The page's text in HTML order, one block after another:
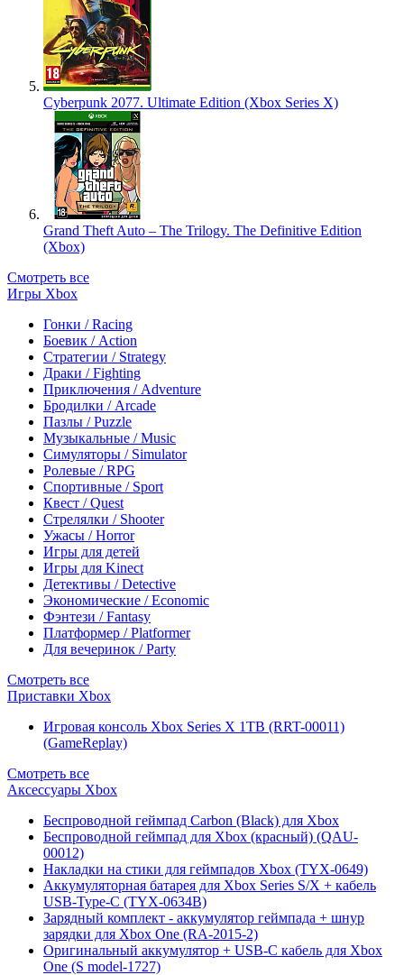
Cyberpunk 2077. Ultimate Edition (Xbox Series X)
Grand Theft Auto – The Trilogy. The Definitive Edition
(Xbox)
Смотреть все
Игры Xbox
Гонки / Racing
Боевик / Action
Стратегии / Strategy
Драки / Fighting
Приключения / Adventure
Бродилки / Arcade
Пазлы / Puzzle
Музыкальные / Music
Симуляторы / Simulator
Ролевые / RPG
Спортивные / Sport
Квест / Quest
Стрелялки / Shooter
Ужасы / Horror
Игры для детей
Игры для Kinect
Детективы / Detective
Экономические / Economic
Фэнтези / Fantasy
Платформер / Platformer
Для вечеринок / Party
Смотреть все
Приставки Xbox
Игровая консоль Xbox Series X 1TB (RRT-00011)
(GameReplay)
Смотреть все
Аксессуары Xbox
Беспроводной геймпад Carbon (Black) для Xbox
Беспроводной геймпад для Xbox (красный) (QAU-
00012)
Накладки на стики для геймпадов Xbox (TYX-0649)
Аккумуляторная батарея для Xbox Series S/X + кабель
USB-Type-C (TYX-0634B)
Зарядный комплект - аккумулятор геймпада + шнур
зарядки для Xbox One (RA-2015-2)
Оригинальный аккумулятор + USB-C кабель для Xbox
One (S model-1727)